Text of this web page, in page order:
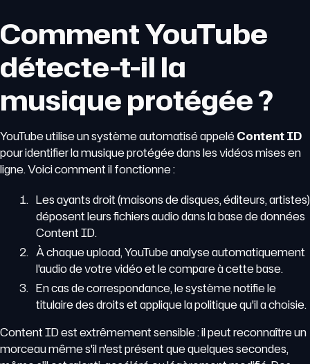
Comment YouTube
détecte-t-il la
musique protégée ?
YouTube utilise un système automatisé appeléContent ID
pour identifier la musique protégée dans les vidéos mises en
ligne. Voici comment il fonctionne :
Les ayants droit (maisons de disques, éditeurs, artistes)
déposent leurs fichiers audio dans la base de données
Content ID.
À chaque upload, YouTube analyse automatiquement
l'audio de votre vidéo et le compare à cette base.
En cas de correspondance, le système notifie le
titulaire des droits et applique la politique qu'il a choisie.
Content ID est extrêmement sensible : il peut reconnaître un
morceau même s'il n'est présent que quelques secondes,